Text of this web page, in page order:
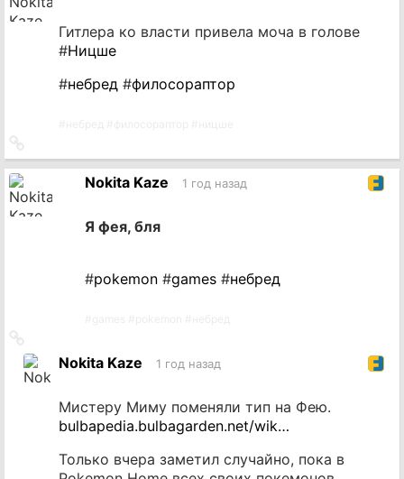
Гитлера ко власти привела моча в голове
#Ницше
#небред #филосораптор
на
Nokita Kaze 1 год назад
Я фея, бля
#pokemon #games #небред
на
источникNokita Kaze 1 год назад
Мистеру Миму поменяли тип на Фею.
bulbapedia.bulbagarden.net/wik…
Только вчера заметил случайно, пока в